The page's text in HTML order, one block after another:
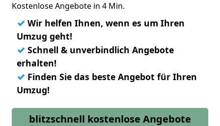
Kostenlose Angebote in 4 Min.
✓ Wir helfen Ihnen, wenn es um Ihren
Umzug geht!
✓ Schnell & unverbindlich Angebote
erhalten!
✓ Finden Sie das beste Angebot für Ihren
Umzug!
blitzschnell kostenlose Angebote